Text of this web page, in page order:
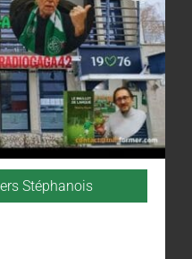
Stéphanois